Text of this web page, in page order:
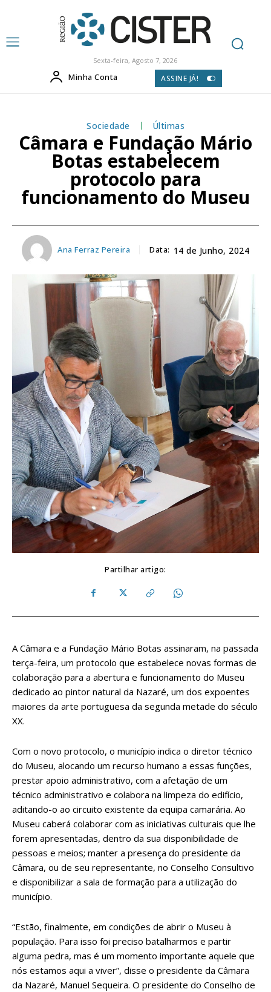
Sexta-feira, Agosto 7, 2026
Minha Conta ASSINE JÁ!
Sociedade Últimas
Câmara e Fundação Mário
Botas estabelecem
protocolo para
funcionamento do Museu
Ana Ferraz Pereira Data: 14 de Junho, 2024
Partilhar artigo:
A Câmara e a Fundação Mário Botas assinaram, na passada
terça-feira, um protocolo que estabelece novas formas de
colaboração para a abertura e funcionamento do Museu
dedicado ao pintor natural da Nazaré, um dos expoentes
maiores da arte portuguesa da segunda metade do século
XX.
Com o novo protocolo, o município indica o diretor técnico
do Museu, alocando um recurso humano a essas funções,
prestar apoio administrativo, com a afetação de um
técnico administrativo e colabora na limpeza do edifício,
aditando-o ao circuito existente da equipa camarária. Ao
Museu caberá colaborar com as iniciativas culturais que lhe
forem apresentadas, dentro da sua disponibilidade de
pessoas e meios; manter a presença do presidente da
Câmara, ou de seu representante, no Conselho Consultivo
e disponibilizar a sala de formação para a utilização do
município.
“Estão, finalmente, em condições de abrir o Museu à
população. Para isso foi preciso batalharmos e partir
alguma pedra, mas é um momento importante aquele que
nós estamos aqui a viver”, disse o presidente da Câmara
da Nazaré, Manuel Sequeira. O presidente do Conselho de